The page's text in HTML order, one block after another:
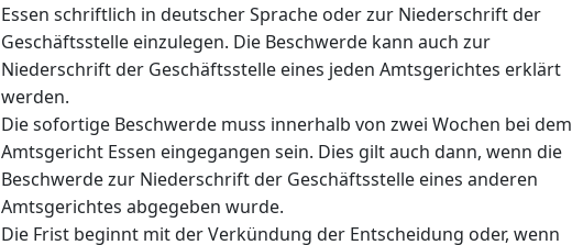
Essen schriftlich in deutscher Sprache oder zur Niederschrift der
Geschäftsstelle einzulegen. Die Beschwerde kann auch zur
Niederschrift der Geschäftsstelle eines jeden Amtsgerichtes erklärt
werden.
Die sofortige Beschwerde muss innerhalb von zwei Wochen bei dem
Amtsgericht Essen eingegangen sein. Dies gilt auch dann, wenn die
Beschwerde zur Niederschrift der Geschäftsstelle eines anderen
Amtsgerichtes abgegeben wurde.
Die Frist beginnt mit der Verkündung der Entscheidung oder, wenn